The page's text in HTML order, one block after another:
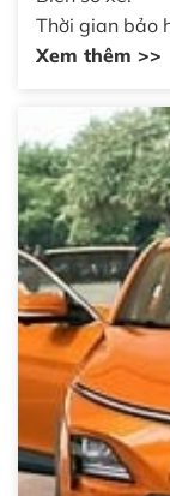
Thời gian bảo
Xem thêm >>